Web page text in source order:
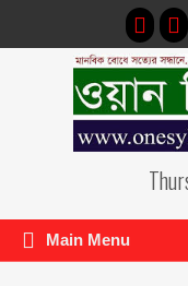
Main Menu